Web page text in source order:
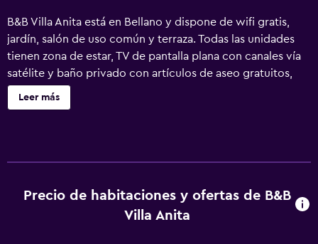
B&B Villa Anita está en Bellano y dispone de wifi gratis,
jardín, salón de uso común y terraza. Todas las unidades
tienen zona de estar, TV de pantalla plana con canales vía
satélite y baño privado con artículos de aseo gratuitos,
bidet y ducha. Algunas unidades disponen de balcón y/o
patio con vistas a la montaña. En el alojamiento se puede
traslado de pago para ir o volver del aeropuerto.
Leer más
Precio de habitaciones y ofertas de B&B
Villa Anita